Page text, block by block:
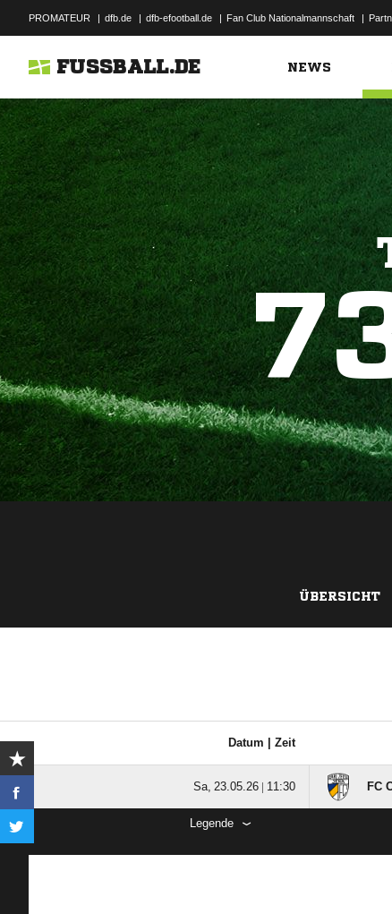
PROMATEUR | dfb.de | dfb-efootball.de | Fan Club Nationalmannschaft |
FUSSBALL.DE NEWS
ÜBERSICHT
Datum | Zeit
  |  FC
Legende